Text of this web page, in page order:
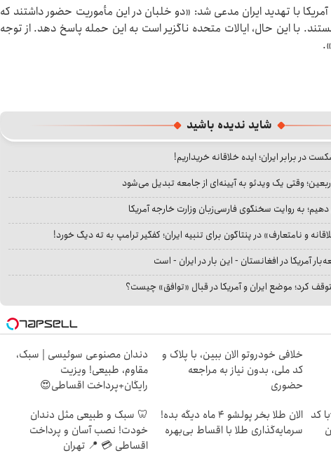
آمریکا با تهدید ایران مدعی شد: «دو خلبان در این مأموریت حضور داشتند که
با این حال، ایالات متحده ناگزیر است به این حمله پاسخ دهد. از توجه
شاید ندیده باشید
در برابر ایران؛ ایده خلاقانه خریداریم!
وقتی یک ویدئو به آیینه‌ای از جامعه تبدیل می‌شود
به روایت سخنگوی فارسی‌زبان وزارت خارجه آمریکا
و نامتعارف» در پنتاگون برای تنبیه ایران؛ کفگیر ترامپ به ته دیگ خورد!
آمریکا در افغانستان - این بار در ایران - است
کرد؛ موضع ایران و آمریکا در قبال «توافق» چیست؟
خلافی خودروتو الان ببین، با پلاک و
کد ملی، بدون نیاز به مراجعه
حضوری
دندان مصنوعی سوئیسی | سبک،
مقاوم، طبیعی! ویزیت
رایگان+پرداخت اقساطی😍
کد
الان طلا بخر پولشو 4 ماه دیگه بده!
سرمایه‌گذاری طلا با اقساط بی‌بهره
🦷 سبک و طبیعی مثل دندان
خودت! نصب آسان و پرداخت
اقساطی 💳 📍 تهران